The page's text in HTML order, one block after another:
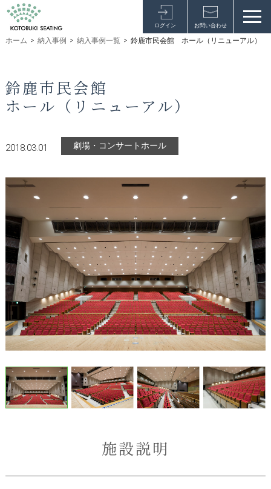
ログイン お問い合わせ
ホーム > 納入事例 > 納入事例一覧 > 鈴鹿市民会館 ホール（リニューアル）
鈴鹿市民会館
ホール（リニューアル）
2018.03.01 劇場・コンサートホール
施設説明